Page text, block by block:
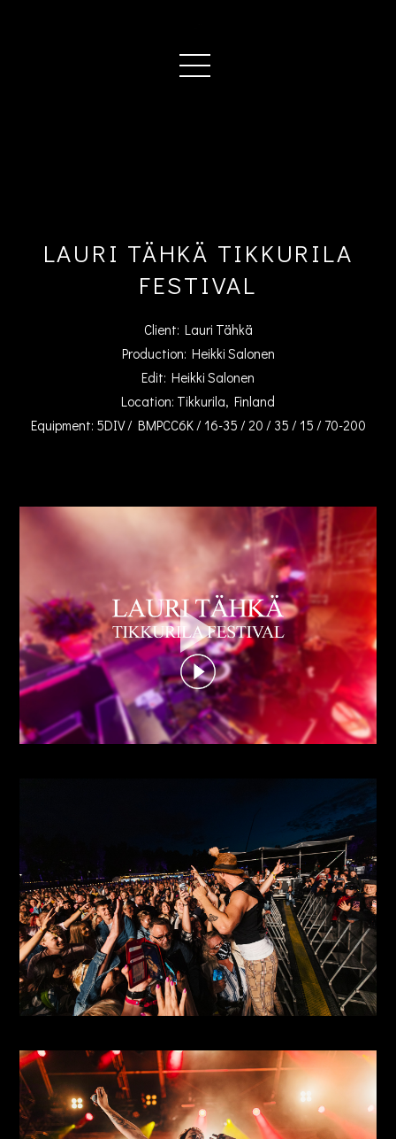
LAURI TÄHKÄ TIKKURILA
FESTIVAL
Client: Lauri Tähkä
Production: Heikki Salonen
Edit: Heikki Salonen
Location: Tikkurila, Finland
Equipment: 5DIV / BMPCC6K / 16-35 / 20 / 35 / 15 / 70-200